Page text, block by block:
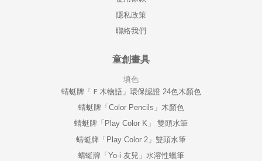
隱私政策
聯絡我們
童創畫具
填色
蜻蜓牌「Ｆ木物語」環保認證 24色木顏色
蜻蜓牌「Color Pencils」木顏色
蜻蜓牌「Play Color K」 雙頭水筆
蜻蜓牌「Play Color 2」雙頭水筆
蜻蜓牌「Yo-i 友兒」水溶性蠟筆